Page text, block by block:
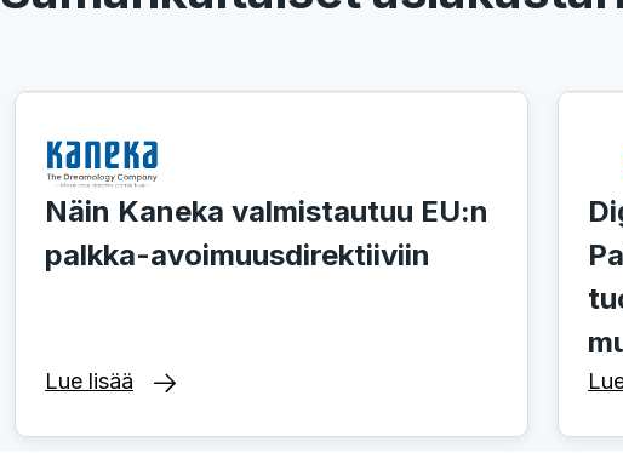
Näin Kaneka valmistautuu EU:n
palkka-avoimuusdirektiiviin
Lue lisää